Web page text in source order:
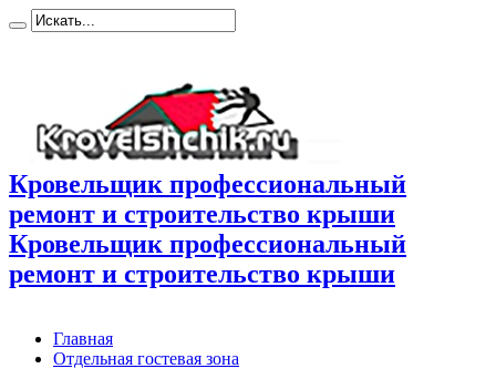
Кровельщик профессиональный
ремонт и строительство крыши
Кровельщик профессиональный
ремонт и строительство крыши
Главная
Отдельная гостевая зона